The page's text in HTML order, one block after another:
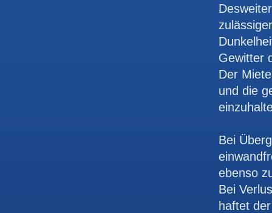
Gewitter
Der
und die
Bei
ebenso
Bei
haftet